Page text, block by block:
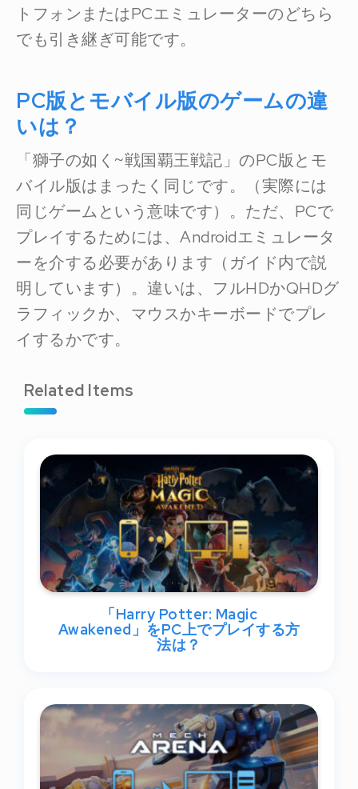
トフォンまたはPCエミュレーターのどちら
でも引き継ぎ可能です。
PC版とモバイル版のゲームの違
いは？
「獅子の如く~戦国覇王戦記」のPC版とモ
バイル版はまったく同じです。（実際には
同じゲームという意味です）。ただ、PCで
プレイするためには、Androidエミュレータ
ーを介する必要があります（ガイド内で説
明しています）。違いは、フルHDかQHDグ
ラフィックか、マウスかキーボードでプレ
イするかです。
Related Items
「Harry Potter: Magic
Awakened」をPC上でプレイする方
法は？